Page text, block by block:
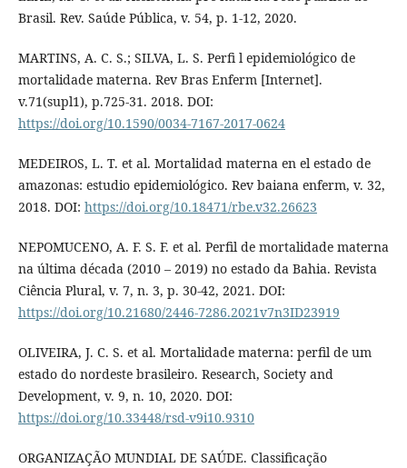
Brasil. Rev. Saúde Pública, v. 54, p. 1-12, 2020.
MARTINS, A. C. S.; SILVA, L. S. Perfi l epidemiológico de
mortalidade materna. Rev Bras Enferm [Internet].
v.71(supl1), p.725-31. 2018. DOI:
https://doi.org/10.1590/0034-7167-2017-0624
MEDEIROS, L. T. et al. Mortalidad materna en el estado de
amazonas: estudio epidemiológico. Rev baiana enferm, v. 32,
2018. DOI: https://doi.org/10.18471/rbe.v32.26623
NEPOMUCENO, A. F. S. F. et al. Perfil de mortalidade materna
na última década (2010 – 2019) no estado da Bahia. Revista
Ciência Plural, v. 7, n. 3, p. 30-42, 2021. DOI:
https://doi.org/10.21680/2446-7286.2021v7n3ID23919
OLIVEIRA, J. C. S. et al. Mortalidade materna: perfil de um
estado do nordeste brasileiro. Research, Society and
Development, v. 9, n. 10, 2020. DOI:
https://doi.org/10.33448/rsd-v9i10.9310
ORGANIZAÇÃO MUNDIAL DE SAÚDE. Classificação